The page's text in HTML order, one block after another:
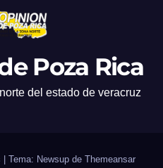
Poza Rica
del estado de veracruz
Tema: Newsup de Themeansar